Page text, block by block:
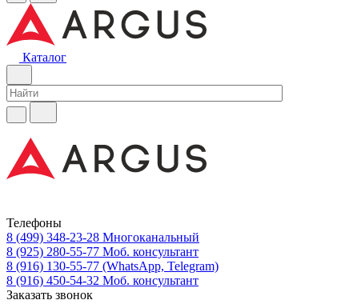
Каталог
Телефоны
8 (499) 348-23-28 Многоканальный
8 (925) 280-55-77 Моб. консультант
8 (916) 130-55-77 (WhatsApp, Telegram)
8 (916) 450-54-32 Моб. консультант
Заказать звонок